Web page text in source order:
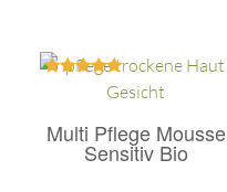
Multi Pflege Mousse
Sensitiv Bio
Bewertet
von 5